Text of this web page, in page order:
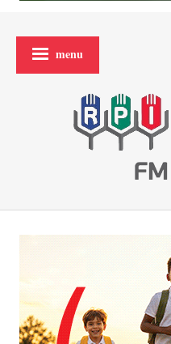
menu